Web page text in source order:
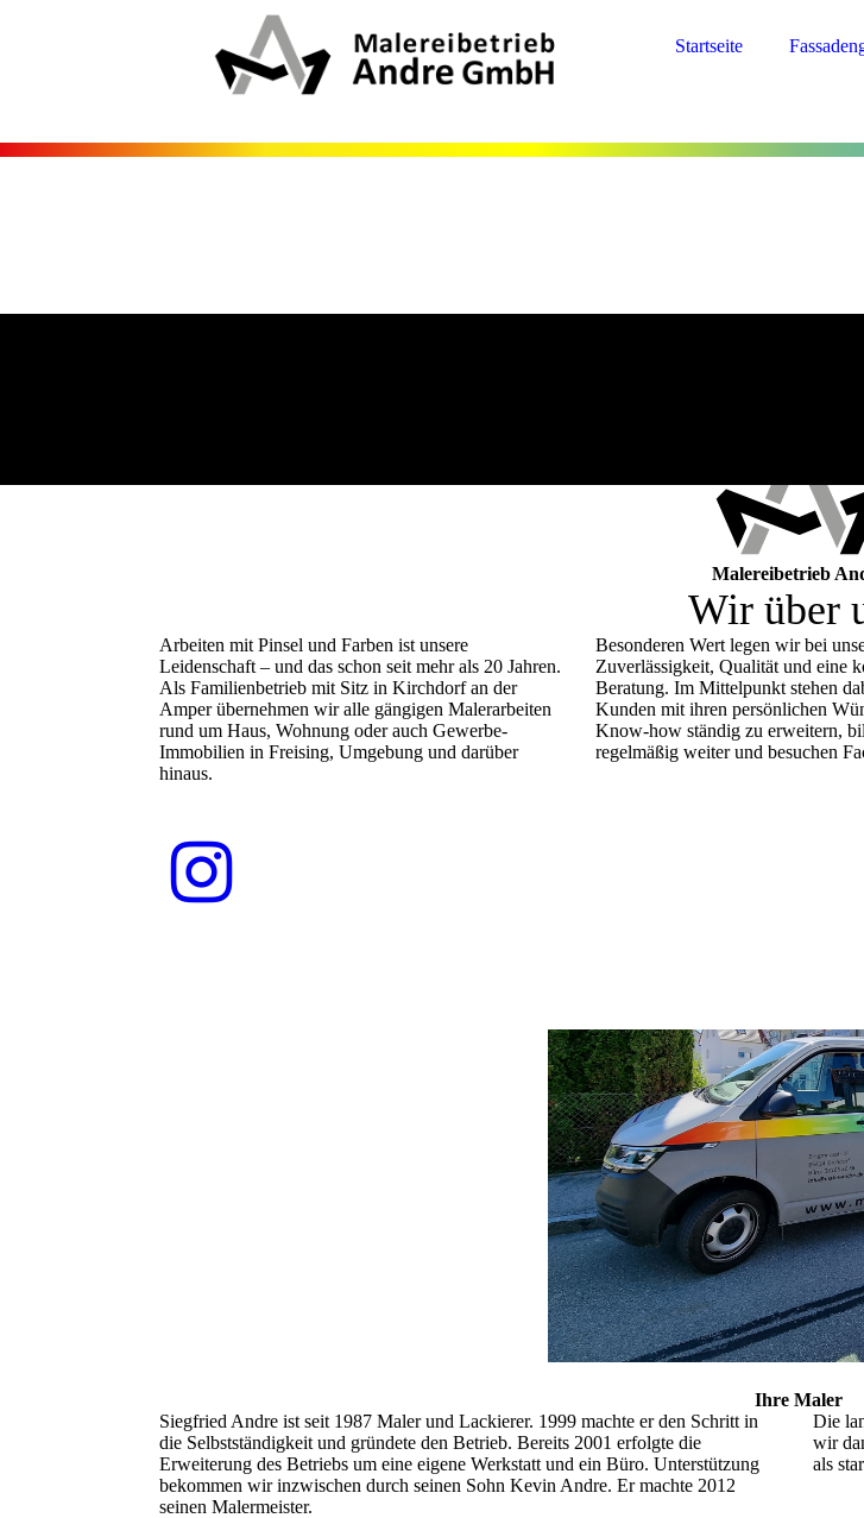
Startseite
Malereibetrieb
Wir über
Arbeiten mit Pinsel und Farben ist unsere
Leidenschaft – und das schon seit mehr als 20 Jahren.
Als Familienbetrieb mit Sitz in Kirchdorf an der
Amper übernehmen wir alle gängigen Malerarbeiten
rund um Haus, Wohnung oder auch Gewerbe-
Immobilien in Freising, Umgebung und darüber
hinaus.
Besonderen Wert legen wir bei
Zuverlässigkeit, Qualität und eine
Beratung. Im Mittelpunkt stehen
Kunden mit ihren persönlichen
Know-how ständig zu erweitern,
regelmäßig weiter und besuchen
Ihre Maler
Siegfried Andre ist seit 1987 Maler und Lackierer. 1999 machte er den Schritt in
die Selbstständigkeit und gründete den Betrieb. Bereits 2001 erfolgte die
Erweiterung des Betriebs um eine eigene Werkstatt und ein Büro. Unterstützung
bekommen wir inzwischen durch seinen Sohn Kevin Andre. Er machte 2012
seinen Malermeister.
Die
wir
als